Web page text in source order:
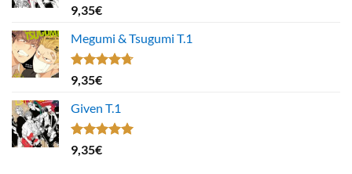
Note
4.00
5
9,35€
Megumi & Tsugumi T.1
Note4.67
sur 5
9,35€
Given T.1
Note5.00
sur 5
9,35€